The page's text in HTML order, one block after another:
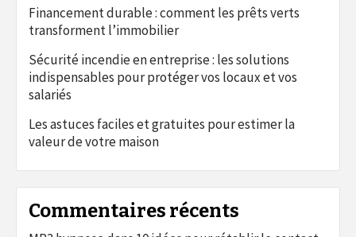
Financement durable : comment les prêts verts
transforment l’immobilier
Sécurité incendie en entreprise : les solutions
indispensables pour protéger vos locaux et vos
salariés
Les astuces faciles et gratuites pour estimer la
valeur de votre maison
Commentaires récents